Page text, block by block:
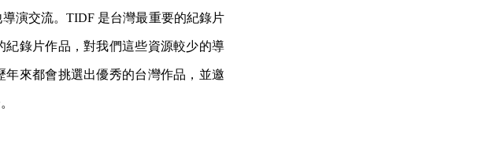
演交流。TIDF 是台灣最重要的紀錄片
錄片作品，對我們這些資源較少的導
來都會挑選出優秀的台灣作品，並邀